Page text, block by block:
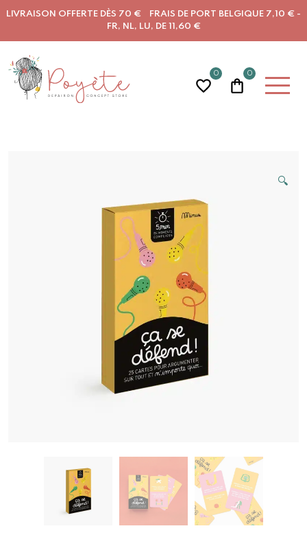
LIVRAISON OFFERTE DÈS 70 € FRAIS DE PORT BELGIQUE 7,10 € -
FR, NL, LU, DE 11,60 €
0 0
🔍